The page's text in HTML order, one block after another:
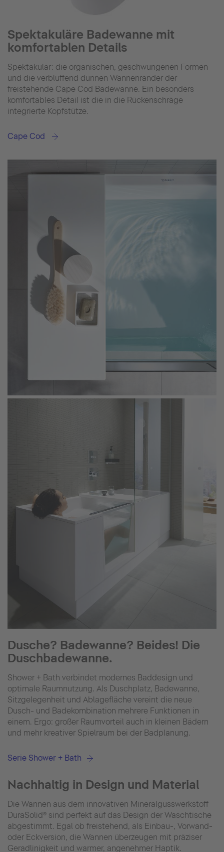
Spektakuläre Badewanne mit
komfortablen Details
Spektakulär: die organischen, geschwungenen Formen
und die verblüffend dünnen Wannenränder der
freistehende Cape Cod Badewanne. Ein besonders
komfortables Detail ist die in die Rückenschräge
integrierte Kopfstütze.
Cape Cod
Dusche? Badewanne? Beides! Die
Duschbadewanne.
Shower + Bath verbindet modernes Baddesign und
optimale Raumnutzung. Als Duschplatz, Badewanne,
Sitzgelegenheit und Ablagefläche vereint die neue
Dusch- und Badekombination mehrere Funktionen in
einem. Ergo: großer Raumvorteil auch in kleinen Bädern
und mehr kreativer Spielraum bei der Badplanung.
Serie Shower + Bath
Nachhaltig in Design und Material
Die Wannen aus dem innovativen Mineralgusswerkstoff
DuraSolid® sind perfekt auf das Design der Waschtische
abgestimmt. Egal ob freistehend, als Einbau-, Vorwand-
oder Eckversion, die Wannen überzeugen mit präziser
Geradlinigkeit und warmer, angenehmer Haptik.